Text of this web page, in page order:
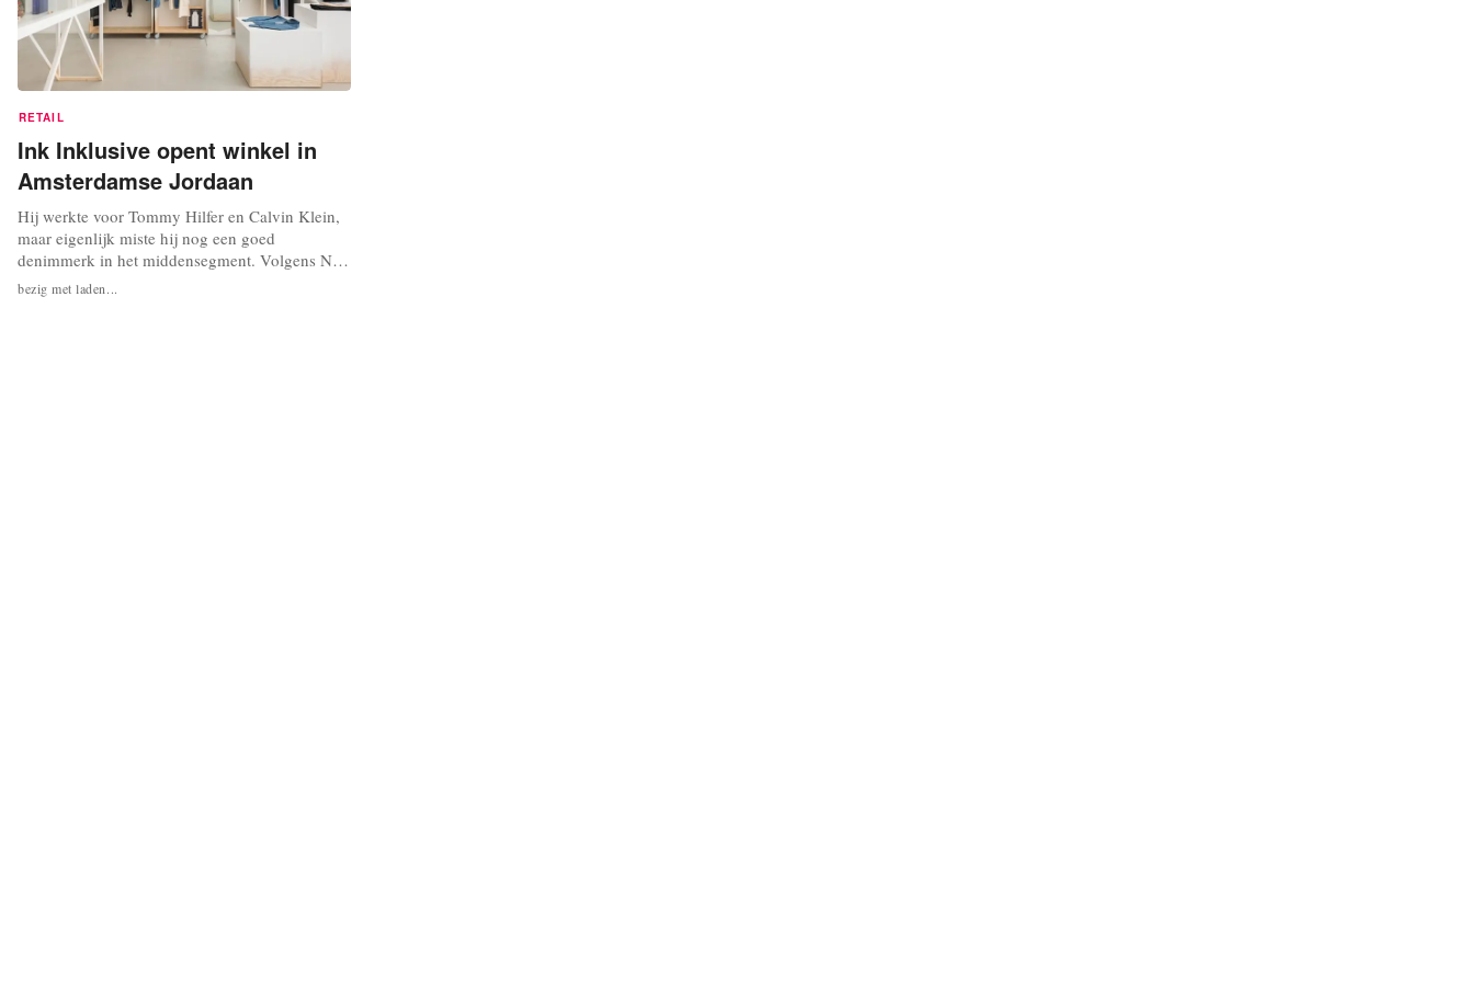
RETAIL
Ink Inklusive opent winkel in
Amsterdamse Jordaan
Hij werkte voor Tommy Hilfer en Calvin Klein,
maar eigenlijk miste hij nog een goed
denimmerk in het middensegment. Volgens Neil
Melgaard-Lewty draait het nu namelijk om jeans
van de grote modeketens en van designer
bezig met laden...